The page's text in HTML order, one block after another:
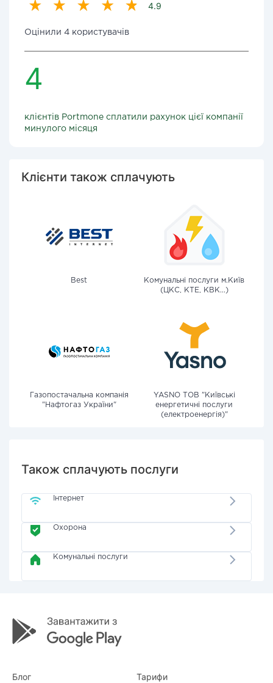
4.9
Оцінили 4 користувачів
4
клієнтів Portmone сплатили рахунок цієї компанії
минулого місяця
Клієнти також сплачують
Best
Комунальні послуги м.Київ
(ЦКС, КТЕ, КВК...)
Газопостачальна компанія
"Нафтогаз України"
YASNO ТОВ "Київські
енергетичні послуги
(електроенергія)"
Також сплачують послуги
Інтернет
Охорона
Комунальні послуги
Блог Тарифи